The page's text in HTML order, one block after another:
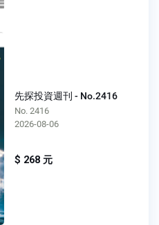
先探投資週刊 - No.2416
No. 2416
2026-08-06
$ 268 元